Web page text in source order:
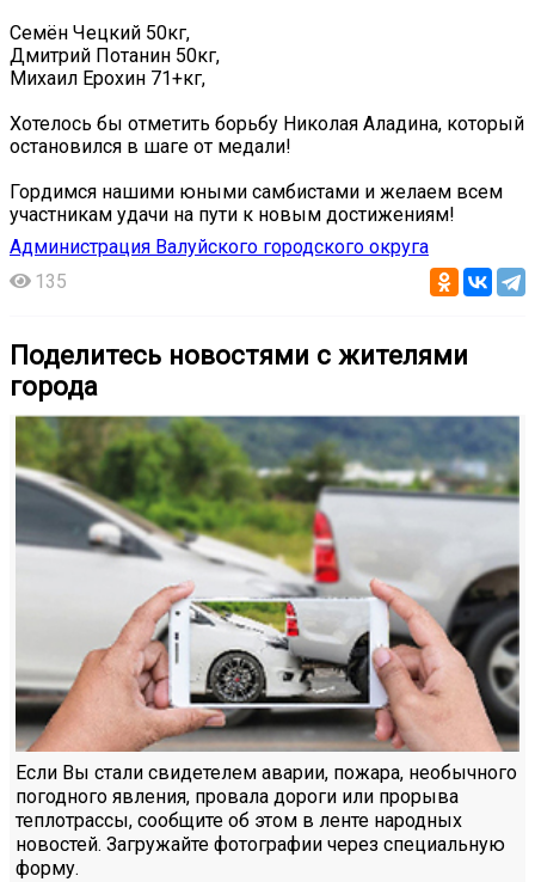
Семён Чецкий 50кг,
Дмитрий Потанин 50кг,
Михаил Ерохин 71+кг,
Хотелось бы отметить борьбу Николая Аладина, который
остановился в шаге от медали!
Гордимся нашими юными самбистами и желаем всем
участникам удачи на пути к новым достижениям!
Администрация Валуйского городского округа
135
Поделитесь новостями с жителями
города
Если Вы стали свидетелем аварии, пожара, необычного
погодного явления, провала дороги или прорыва
теплотрассы, сообщите об этом в ленте народных
новостей. Загружайте фотографии через специальную
форму.